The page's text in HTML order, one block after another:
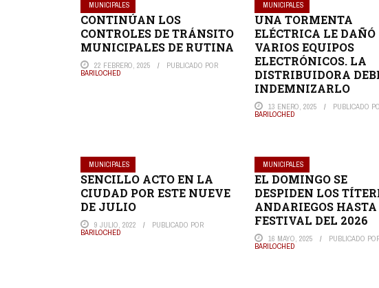
MUNICIPALES
CONTINÚAN LOS
CONTROLES DE TRÁNSITO
MUNICIPALES DE RUTINA
22 FEBRERO, 2025 PUBLICADO POR
BARILOCHED
MUNICIPALES
UNA TORMENTA
ELÉCTRICA LE DAÑÓ
VARIOS EQUIPOS
ELECTRÓNICOS. LA
DISTRIBUIDORA
INDEMNIZARLO
13 ENERO, 2025 PUBLICADO
BARILOCHED
MUNICIPALES
SENCILLO ACTO EN LA
CIUDAD POR ESTE NUEVE
DE JULIO
9 JULIO, 2022 PUBLICADO POR
BARILOCHED
MUNICIPALES
EL DOMINGO SE
DESPIDEN LOS
ANDARIEGOS HASTA
FESTIVAL DEL 2026
16 MAYO, 2025 PUBLICADO
BARILOCHED